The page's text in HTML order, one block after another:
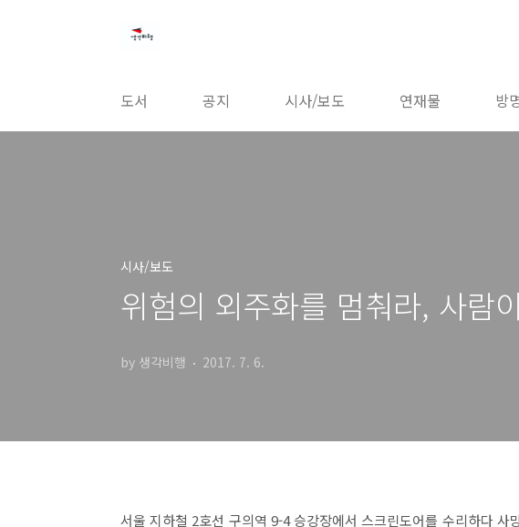
도서 공지 시사/보도 연재물 방
시사/보도
위험의 외주화를 멈춰라, 사람
by 생각비행 2017. 7. 6.
서울 지하철 2호선 구의역 9-4 승강장에서 스크린도어를 수리하다 사